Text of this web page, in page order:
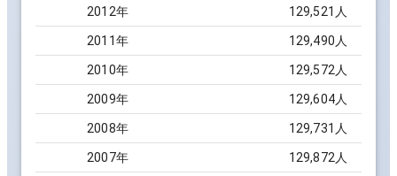
2012年 129,521 人
2011年 129,490 人
2010年 129,572 人
2009年 129,604人
2008年 129,731 人
2007年 129,872 人